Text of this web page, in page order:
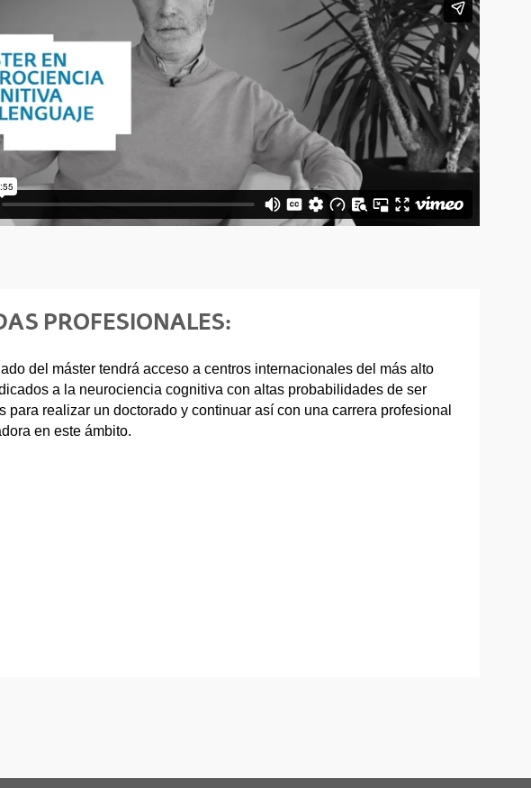
PROFESIONALES:
del máster tendrá acceso a centros internacionales del más alto
a la neurociencia cognitiva con altas probabilidades de ser
para realizar un doctorado y continuar así con una carrera profesional
en este ámbito.